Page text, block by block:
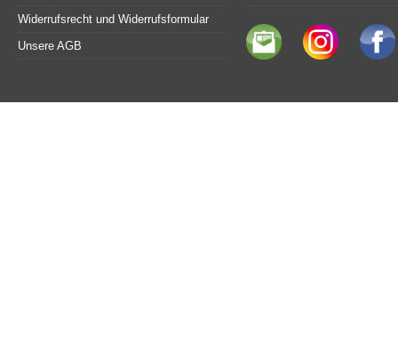
Widerrufsrecht und Widerrufsformular
Unsere AGB